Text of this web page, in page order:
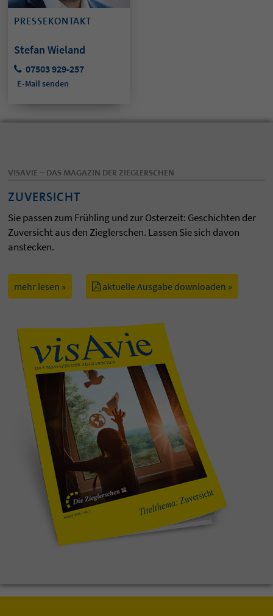
PRESSEKONTAKT
Stefan Wieland
07503 929-257
E-Mail senden
VISAVIE – DAS MAGAZIN DER ZIEGLERSCHEN
ZUVERSICHT
Sie passen zum Frühling und zur Osterzeit: Geschichten der
Zuversicht aus den Zieglerschen. Lassen Sie sich davon
anstecken.
mehr lesen » aktuelle Ausgabe downloaden »